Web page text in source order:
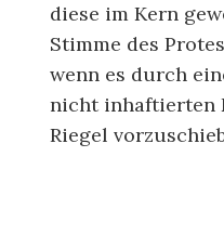
diese im Kern
Stimme des
wenn es durch
nicht inhaftierten
Riegel